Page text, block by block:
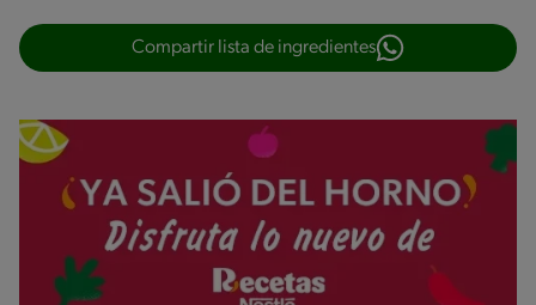
Compartir lista de ingredientes